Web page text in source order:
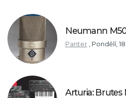
Neumann
Panter , Pondělí,
Arturia: Brutes